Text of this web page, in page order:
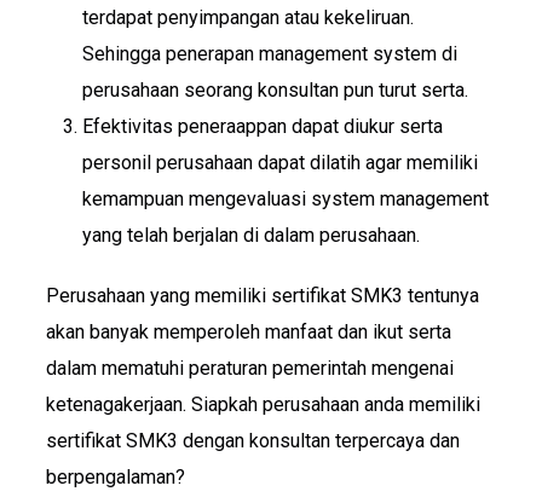
terdapat penyimpangan atau kekeliruan.
Sehingga penerapan management system di
perusahaan seorang konsultan pun turut serta.
Efektivitas peneraappan dapat diukur serta
personil perusahaan dapat dilatih agar memiliki
kemampuan mengevaluasi system management
yang telah berjalan di dalam perusahaan.
Perusahaan yang memiliki sertifikat SMK3 tentunya
akan banyak memperoleh manfaat dan ikut serta
dalam mematuhi peraturan pemerintah mengenai
ketenagakerjaan. Siapkah perusahaan anda memiliki
sertifikat SMK3 dengan konsultan terpercaya dan
berpengalaman?